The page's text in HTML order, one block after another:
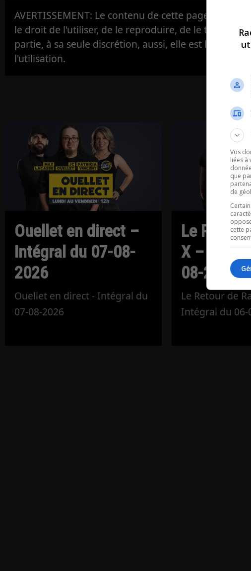
AVERTISSEMENT: Le contenu de cette page est la
le droit de l'utiliser, de le reproduire, de le
partie, à sa seule discrétion, aussi, elle est la seule
l'utilisation.
Ouellet en direct –
Intégral du 07-08-
2026
Ouellet en direct - Intégral du
07-08-2026
Le Retour
X –
08-2026
Le Retour de
Intégral du 06-
Vos
liées à
que
de
cette